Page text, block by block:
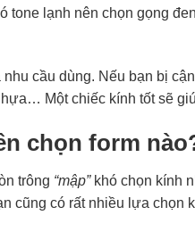
tone lạnh nên chọn gọng
cầu dùng. Nếu bạn bị
Một chiếc kính tốt sẽ
chọn form
trông “mập”khó chọn kính
cũng có rất nhiều lựa chọn